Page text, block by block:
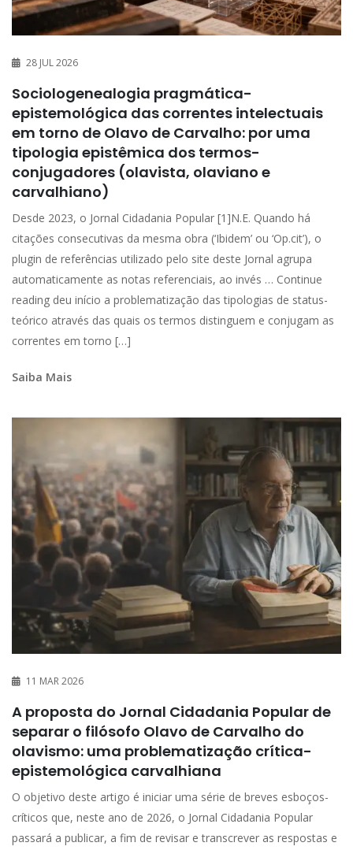
28 JUL 2026
Sociologenealogia pragmática-
epistemológica das correntes intelectuais
em torno de Olavo de Carvalho: por uma
tipologia epistêmica dos termos-
conjugadores (olavista, olaviano e
carvalhiano)
Desde 2023, o Jornal Cidadania Popular [1]N.E. Quando há
citações consecutivas da mesma obra (‘Ibidem’ ou ‘Op.cit’), o
plugin de referências utilizado pelo site deste Jornal agrupa
automaticamente as notas referenciais, ao invés … Continue
reading deu início a problematização das tipologias de status-
teórico através das quais os termos distinguem e conjugam as
correntes em torno […]
Saiba Mais
11 MAR 2026
A proposta do Jornal Cidadania Popular de
separar o filósofo Olavo de Carvalho do
olavismo: uma problematização crítica-
epistemológica carvalhiana
O objetivo deste artigo é iniciar uma série de breves esboços-
críticos que, neste ano de 2026, o Jornal Cidadania Popular
passará a publicar, a fim de revisar e transcrever as respostas e